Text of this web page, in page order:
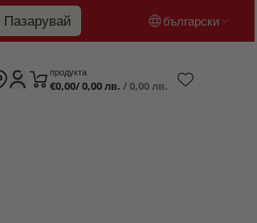
Пазарувай български
English
продукта
€0,00/ 0,00 лв. / 0,00 лв.